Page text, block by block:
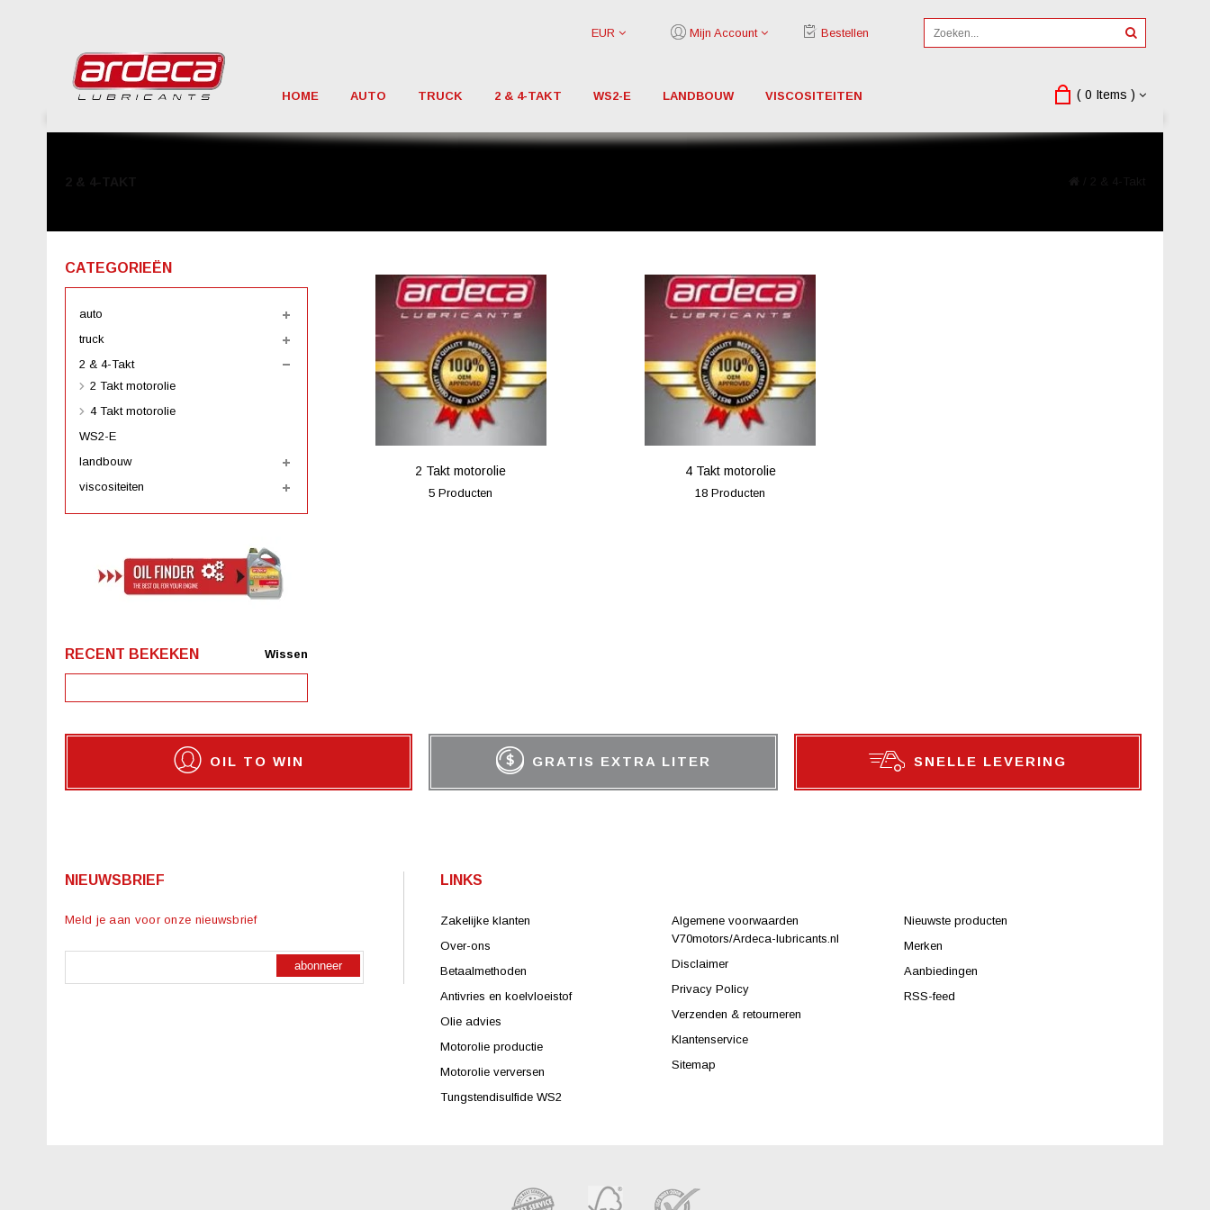
Mijn Account Bestellen
EUR
HOME AUTO TRUCK 2 & 4-TAKT WS2-E LANDBOUW VISCOSITEITEN ( 0 Items )
2 Takt motorolie
5 Producten
4 Takt motorolie
18 Producten
CATEGORIEËN
auto
truck
2 & 4-Takt
2 Takt motorolie
4 Takt motorolie
WS2-E
landbouw
viscositeiten
RECENT BEKEKEN Wissen
OIL TO WIN GRATIS EXTRA LITER SNELLE LEVERING
NIEUWSBRIEF
Meld je aan voor onze nieuwsbrief
abonneer
LINKS
Zakelijke klanten
Over-ons
Betaalmethoden
Antivries en koelvloeistof
Olie advies
Motorolie productie
Motorolie verversen
Tungstendisulfide WS2
Algemene voorwaarden
V70motors/Ardeca-lubricants.nl
Disclaimer
Privacy Policy
Verzenden & retourneren
Klantenservice
Sitemap
Nieuwste producten
Merken
Aanbiedingen
RSS-feed